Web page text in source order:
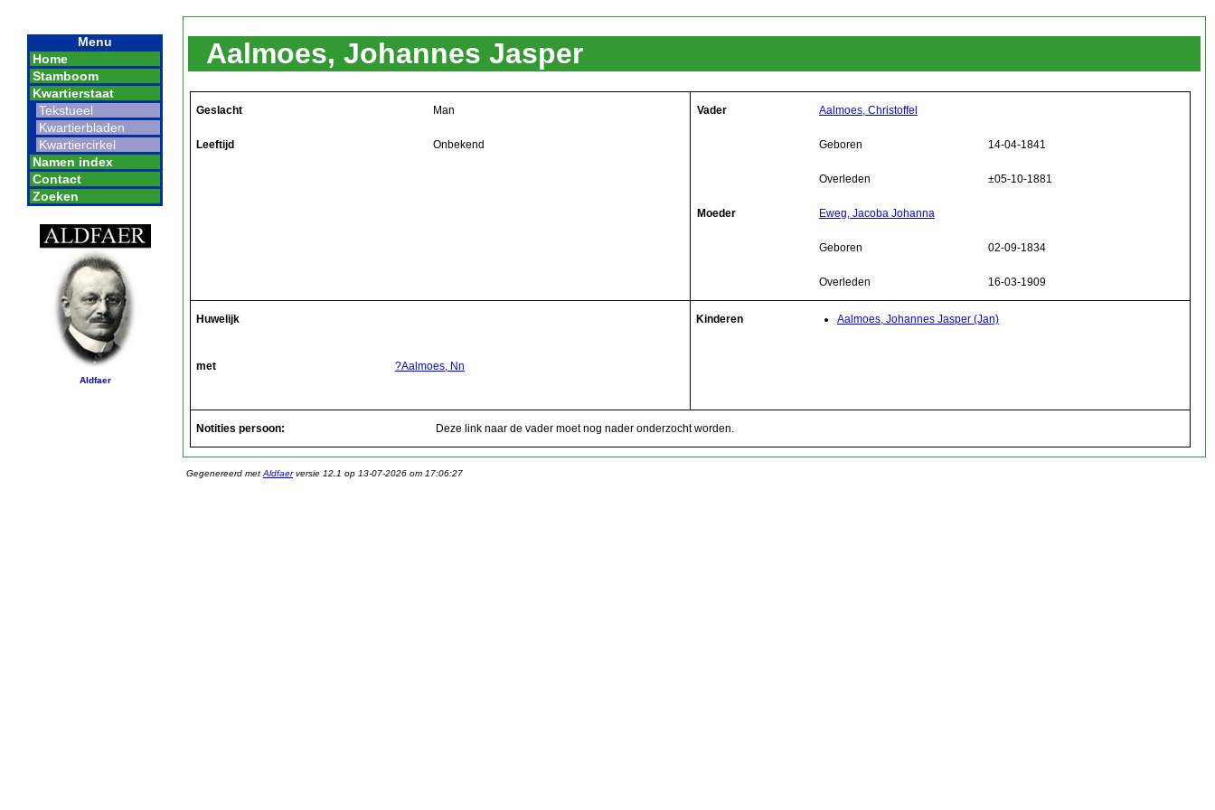
Menu
Home
Stamboom
Kwartierstaat
Tekstueel
Kwartierbladen
Kwartiercirkel
Namen index
Contact
Zoeken
Aldfaer
Aalmoes, Johannes Jasper
Geslacht Man
Leeftijd Onbekend
Vader Aalmoes, Christoffel
Geboren 14-04-1841
Overleden ±05-10-1881
Moeder Eweg, Jacoba Johanna
Geboren 02-09-1834
Overleden 16-03-1909
Huwelijk
met ?Aalmoes, Nn
Kinderen Aalmoes, Johannes Jasper (Jan)
Notities persoon: Deze link naar de vader moet nog nader onderzocht worden.
Gegenereerd met Aldfaerversie 12.1 op 13-07-2026 om 17:06:27